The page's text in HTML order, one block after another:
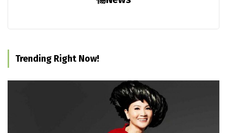
Trending Right Now!